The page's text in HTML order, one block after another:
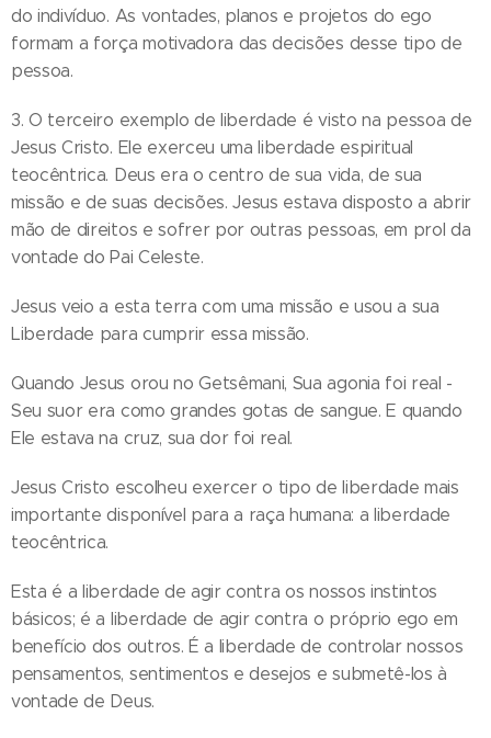
do indivíduo. As vontades, planos e projetos do ego
formam a força motivadora das decisões desse tipo de
pessoa.
3. O terceiro exemplo de liberdade é visto na pessoa de
Jesus Cristo. Ele exerceu uma liberdade espiritual
teocêntrica. Deus era o centro de sua vida, de sua
missão e de suas decisões. Jesus estava disposto a abrir
mão de direitos e sofrer por outras pessoas, em prol da
vontade do Pai Celeste.
Jesus veio a esta terra com uma missão e usou a sua
Liberdade para cumprir essa missão.
Quando Jesus orou no Getsêmani, Sua agonia foi real -
Seu suor era como grandes gotas de sangue. E quando
Ele estava na cruz, sua dor foi real.
Jesus Cristo escolheu exercer o tipo de liberdade mais
importante disponível para a raça humana: a liberdade
teocêntrica.
Esta é a liberdade de agir contra os nossos instintos
básicos; é a liberdade de agir contra o próprio ego em
benefício dos outros. É a liberdade de controlar nossos
pensamentos, sentimentos e desejos e submetê-los à
vontade de Deus.